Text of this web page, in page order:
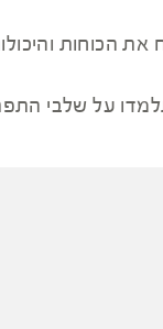
הכוחות
על שלבי